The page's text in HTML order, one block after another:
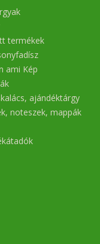
termékek
ami Kép
ajándéktárgy
noteszek, mappák